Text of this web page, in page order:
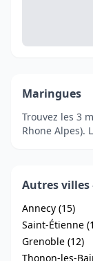
Maringues
Trouvez les 3
Rhone Alpes).
Autres villes
Annecy (15)
Saint-Étienne
Grenoble (12)
Thonon-les-